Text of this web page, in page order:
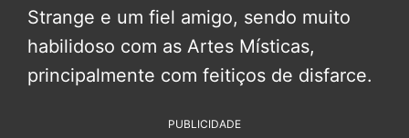
Strange e um fiel amigo, sendo muito
habilidoso com as Artes Místicas,
principalmente com feitiços de disfarce.
PUBLICIDADE